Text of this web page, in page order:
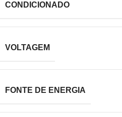
CONDICIONADO
VOLTAGEM
FONTE DE ENERGIA